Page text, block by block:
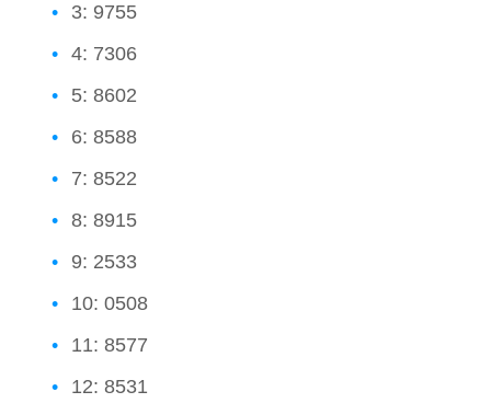
3: 9755
4: 7306
5: 8602
6: 8588
7: 8522
8: 8915
9: 2533
10: 0508
11: 8577
12: 8531